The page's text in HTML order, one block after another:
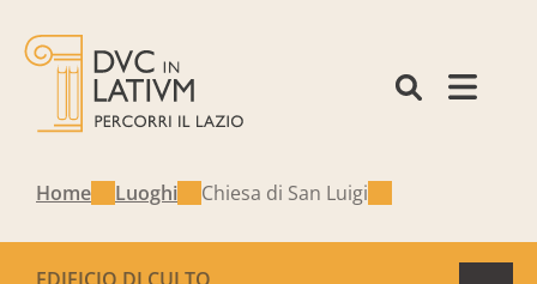
Home Luoghi Chiesa di San Luigi